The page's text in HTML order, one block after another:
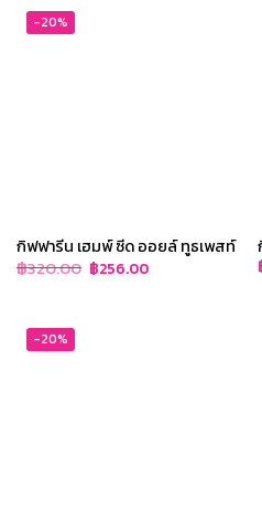
-20%
กิฟฟารีน เฮมพ์ ซีด ออยล์ ทูธเพสท์
฿320.00 Original
price
฿256.00Current
price
-20%